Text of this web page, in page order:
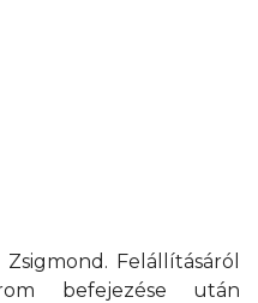
Felállításáról
befejezése után